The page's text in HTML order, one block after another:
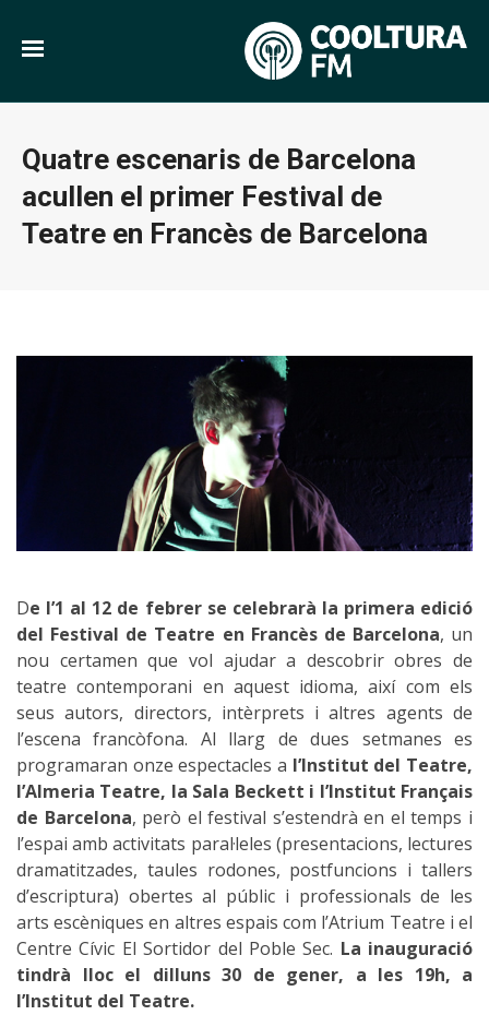
Quatre escenaris de Barcelona
acullen el primer Festival de
Teatre en Francès de Barcelona
De l’1 al 12 de febrer se celebrarà la primera edició
del Festival de Teatre en Francès de Barcelona, un
nou certamen que vol ajudar a descobrir obres de
teatre contemporani en aquest idioma, així com els
seus autors, directors, intèrprets i altres agents de
l’escena francòfona. Al llarg de dues setmanes es
programaran onze espectacles a l’Institut del Teatre,
l’Almeria Teatre, la Sala Beckett i l’Institut Français
de Barcelona, però el festival s’estendrà en el temps i
l’espai amb activitats paral·leles (presentacions, lectures
dramatitzades, taules rodones, postfuncions i tallers
d’escriptura) obertes al públic i professionals de les
arts escèniques en altres espais com l’Atrium Teatre i el
Centre Cívic El Sortidor del Poble Sec. La inauguració
tindrà lloc el dilluns 30 de gener, a les 19h, a
l’Institut del Teatre.